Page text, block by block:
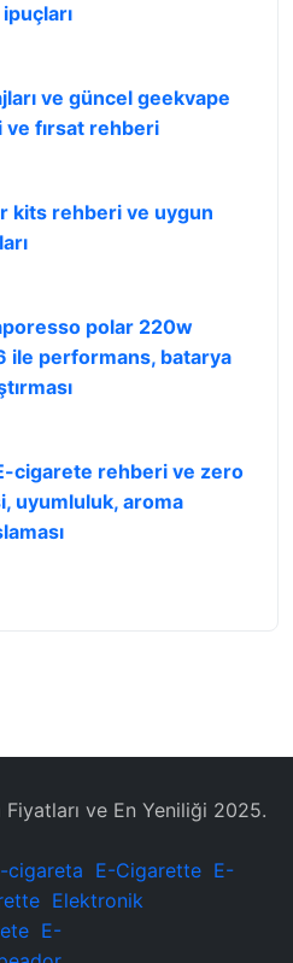
ve güncel geekvape
fırsat rehberi
kits rehberi ve uygun
polar 220w
ile performans, batarya
cigarete rehberi ve zero
uyumluluk, aroma
ve En Yeniliği 2025.
cigareta E-Cigarette E-
Elektronik
E-